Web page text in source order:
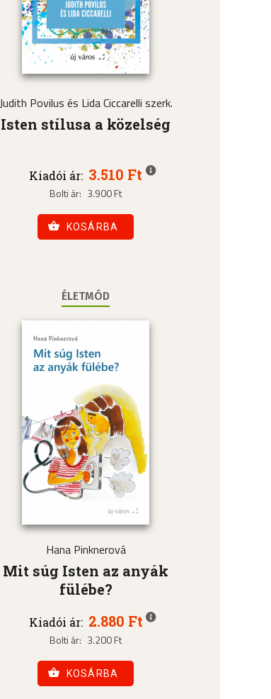
Judith Povilus és Lida Ciccarelli szerk.
Isten stílusa a közelség
Kiadói ár: 3.510 Ft
Bolti ár: 3.900 Ft
KOSÁRBA
ÉLETMÓD
Hana Pinknerová
Mit súg Isten az anyák
fülébe?
Kiadói ár: 2.880 Ft
Bolti ár: 3.200 Ft
KOSÁRBA